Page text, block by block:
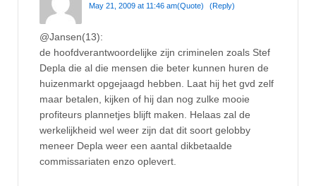
May 21, 2009 at 11:46 am(Quote) (Reply)
@Jansen(13):
de hoofdverantwoordelijke zijn criminelen zoals Stef
Depla die al die mensen die beter kunnen huren de
huizenmarkt opgejaagd hebben. Laat hij het gvd zelf
maar betalen, kijken of hij dan nog zulke mooie
profiteurs plannetjes blijft maken. Helaas zal de
werkelijkheid wel weer zijn dat dit soort gelobby
meneer Depla weer een aantal dikbetaalde
commissariaten enzo oplevert.